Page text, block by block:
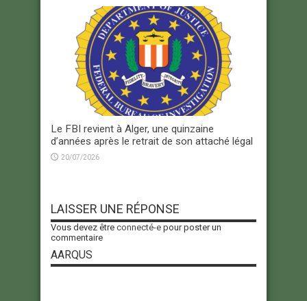
Le FBI revient à Alger, une quinzaine
d’années après le retrait de son attaché légal
20/07/2026
LAISSER UNE RÉPONSE
Vous devez être connecté-e pour poster un
commentaire
AARQUS